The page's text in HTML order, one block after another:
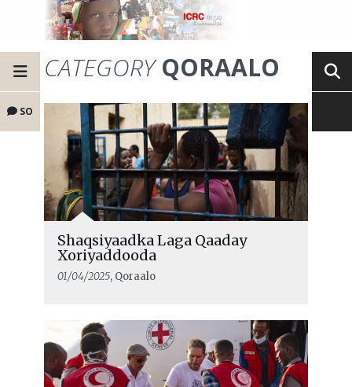
SO
CATEGORYQORAALO
Shaqsiyaadka Laga Qaaday
Xoriyaddooda
01/04/2025, Qoraalo